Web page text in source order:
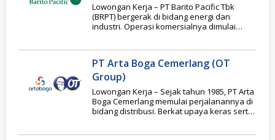
Lowongan Kerja – PT Barito Pacific Tbk
(BRPT) bergerak di bidang energi dan
industri. Operasi komersialnya dimulai
PT Arta Boga Cemerlang (OT
Group)
Lowongan Kerja – Sejak tahun 1985, PT Arta
Boga Cemerlang memulai perjalanannya di
bidang distribusi. Berkat upaya keras serta